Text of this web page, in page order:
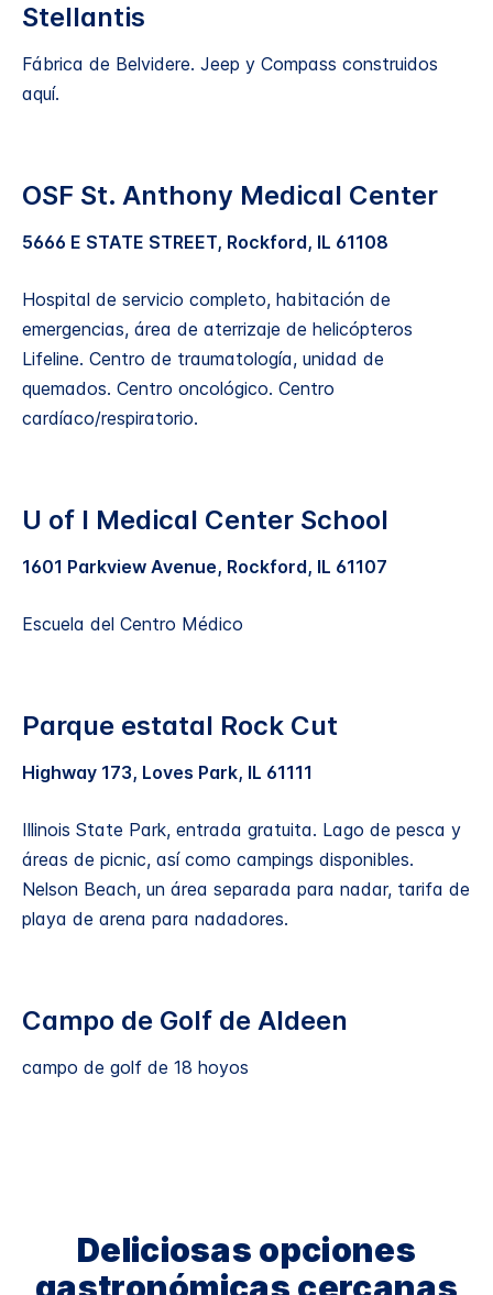
Stellantis
Fábrica de Belvidere. Jeep y Compass construidos
aquí.
OSF St. Anthony Medical Center
5666 E STATE STREET, Rockford, IL 61108
Hospital de servicio completo, habitación de
emergencias, área de aterrizaje de helicópteros
Lifeline. Centro de traumatología, unidad de
quemados. Centro oncológico. Centro
cardíaco/respiratorio.
U of I Medical Center School
1601 Parkview Avenue, Rockford, IL 61107
Escuela del Centro Médico
Parque estatal Rock Cut
Highway 173, Loves Park, IL 61111
Illinois State Park, entrada gratuita. Lago de pesca y
áreas de picnic, así como campings disponibles.
Nelson Beach, un área separada para nadar, tarifa de
playa de arena para nadadores.
Campo de Golf de Aldeen
campo de golf de 18 hoyos
Deliciosas opciones